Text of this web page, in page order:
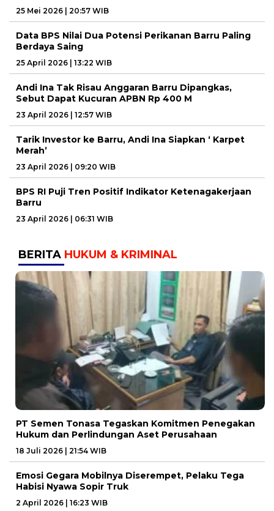
25 Mei 2026 | 20:57 WIB
Data BPS Nilai Dua Potensi Perikanan Barru Paling
Berdaya Saing
25 April 2026 | 13:22 WIB
Andi Ina Tak Risau Anggaran Barru Dipangkas,
Sebut Dapat Kucuran APBN Rp 400 M
23 April 2026 | 12:57 WIB
Tarik Investor ke Barru, Andi Ina Siapkan ‘ Karpet
Merah’
23 April 2026 | 09:20 WIB
BPS RI Puji Tren Positif Indikator Ketenagakerjaan
Barru
23 April 2026 | 06:31 WIB
BERITA HUKUM & KRIMINAL
PT Semen Tonasa Tegaskan Komitmen Penegakan
Hukum dan Perlindungan Aset Perusahaan
18 Juli 2026 | 21:54 WIB
Emosi Gegara Mobilnya Diserempet, Pelaku Tega
Habisi Nyawa Sopir Truk
2 April 2026 | 16:23 WIB